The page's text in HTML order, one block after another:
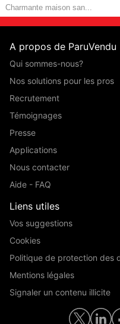
Charmante maison san...
A propos de ParuVendu
Qui sommes-nous?
Nos solutions pour les pros
Recrutement
Témoignages
Presse
Applications
Nous contacter
Aide - FAQ
Liens utiles
Vos suggestions
Cookies
Politique de protection des
Mentions légales
Signaler un contenu illicite